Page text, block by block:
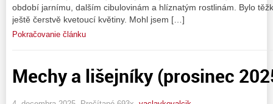
období jarnímu, dalším cibulovinám a hlíznatým rostlinám. Bylo
ještě čerstvě kvetoucí květiny. Mohl jsem […]
Pokračovanie článku
Mechy a lišejníky (prosinec